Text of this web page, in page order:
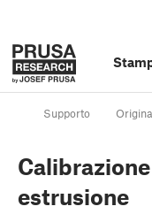
Supporto
estrusione